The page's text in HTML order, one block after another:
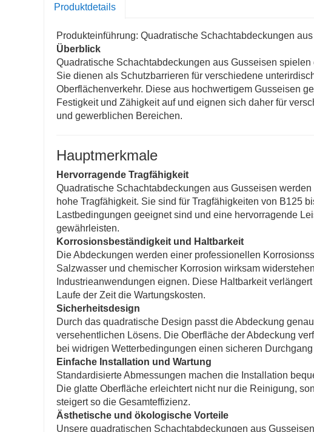
Produktdetails
Produkteinführung: Quadratische Schachtabdeckungen
Überblick
Quadratische Schachtabdeckungen aus Gusseisen
Sie dienen als Schutzbarrieren für verschiedene
Oberflächenverkehr. Diese aus hochwertigem Gusseisen
Festigkeit und Zähigkeit auf und eignen sich daher für
und gewerblichen Bereichen.
Hauptmerkmale
Hervorragende Tragfähigkeit
Quadratische Schachtabdeckungen aus Gusseisen
hohe Tragfähigkeit. Sie sind für Tragfähigkeiten von B125
Lastbedingungen geeignet sind und eine hervorragende
gewährleisten.
Korrosionsbeständigkeit und Haltbarkeit
Die Abdeckungen werden einer professionellen
Salzwasser und chemischer Korrosion wirksam
Industrieanwendungen eignen. Diese Haltbarkeit
Laufe der Zeit die Wartungskosten.
Sicherheitsdesign
Durch das quadratische Design passt die Abdeckung
versehentlichen Lösens. Die Oberfläche der Abdeckung
bei widrigen Wetterbedingungen einen sicheren
Einfache Installation und Wartung
Standardisierte Abmessungen machen die Installation
Die glatte Oberfläche erleichtert nicht nur die Reinigung,
steigert so die Gesamteffizienz.
Ästhetische und ökologische Vorteile
Unsere quadratischen Schachtabdeckungen aus